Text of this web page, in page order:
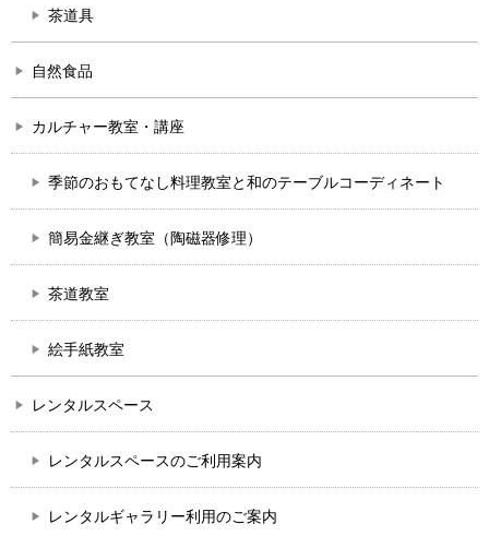
茶道具
自然食品
カルチャー教室・講座
季節のおもてなし料理教室と和のテーブルコーディネート
簡易金継ぎ教室（陶磁器修理）
茶道教室
絵手紙教室
レンタルスペース
レンタルスペースのご利用案内
レンタルギャラリー利用のご案内